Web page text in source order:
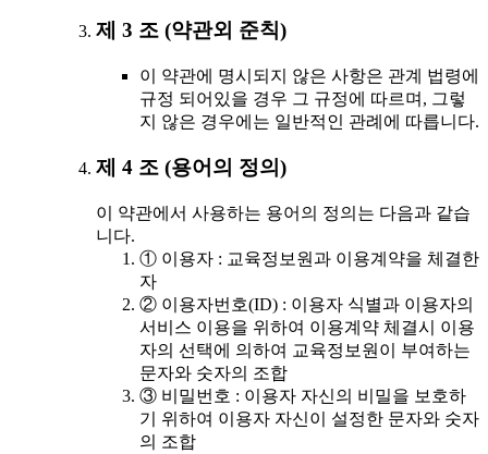
제 3 조 (약관외 준칙)
이 약관에 명시되지 않은 사항은 관계 법령에
규정 되어있을 경우 그 규정에 따르며, 그렇
지 않은 경우에는 일반적인 관례에 따릅니다.
제 4 조 (용어의 정의)
이 약관에서 사용하는 용어의 정의는 다음과 같습
니다.
① 이용자 : 교육정보원과 이용계약을 체결한
자
② 이용자번호(ID) : 이용자 식별과 이용자의
서비스 이용을 위하여 이용계약 체결시 이용
자의 선택에 의하여 교육정보원이 부여하는
문자와 숫자의 조합
③ 비밀번호 : 이용자 자신의 비밀을 보호하
기 위하여 이용자 자신이 설정한 문자와 숫자
의 조합